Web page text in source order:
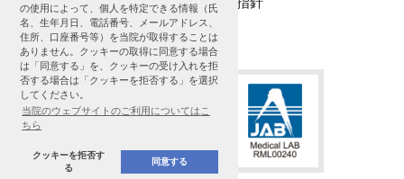
の使用によって、個人を特定できる情報（氏
名、生年月日、電話番号、メールアドレス、
住所、口座番号等）を当院が取得することは
ありません。クッキーの取得に同意する場合
は「同意する」を、クッキーの受け入れを拒
否する場合は「クッキーを拒否する」を選択
してください。
当院のウェブサイトのご利用についてはこ
ちら
クッキーを拒否す
る
同意する
サイトマップ